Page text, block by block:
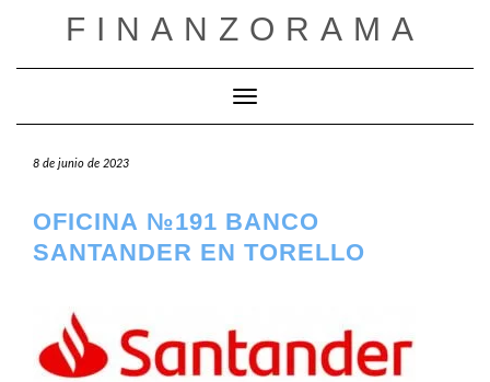
FINANZORAMA
Cambiar modo de navegación
8 de junio de 2023
OFICINA №191 BANCO
SANTANDER EN TORELLO